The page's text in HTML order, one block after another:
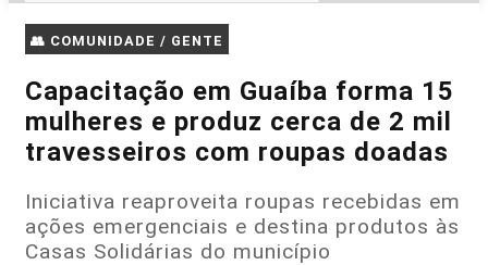
EM ALTA
👥 COMUNIDADE / GENTE
Capacitação em Guaíba forma 15
mulheres e produz cerca de 2 mil
travesseiros com roupas doadas
Iniciativa reaproveita roupas recebidas em
ações emergenciais e destina produtos às
Casas Solidárias do município